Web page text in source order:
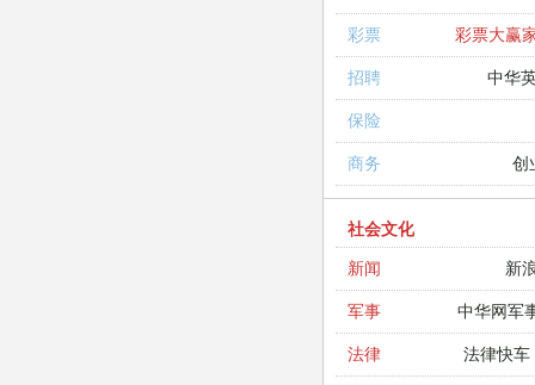
彩票 彩票大赢
招聘 中华
保险
商务 创
社会文化
新闻
新
军事 中华网军
法律 法律快车